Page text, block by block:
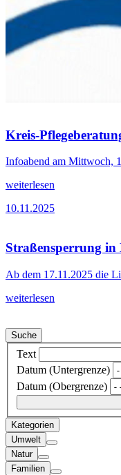
Kreis-
Infoabend am Mittwoch,
weiterlesen
10.11.2025
Straßensperrung in
Ab dem 17.11.2025 die
weiterlesen
Suche
Text
Datum (Untergrenze)
Datum (Obergrenze)
Kategorien
Umwelt
Natur
Familien